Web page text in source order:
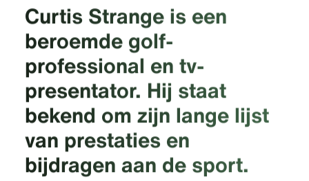
Curtis Strange is een
beroemde golf­
professional en tv-
presentator. Hij staat
bekend om zijn lange lijst
van prestaties en
bijdragen aan de sport.